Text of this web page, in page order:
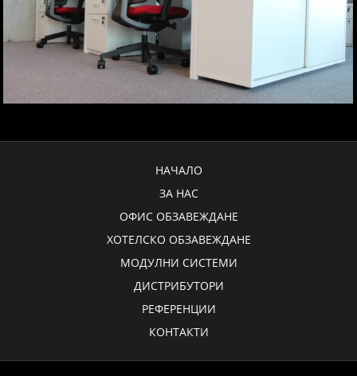
НАЧАЛО
ЗА НАС
ОФИС ОБЗАВЕЖДАНЕ
ХОТЕЛСКО ОБЗАВЕЖДАНЕ
МОДУЛНИ СИСТЕМИ
ДИСТРИБУТОРИ
РЕФЕРЕНЦИИ
КОНТАКТИ